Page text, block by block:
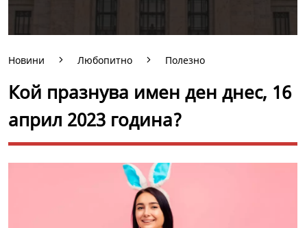
Новини Любопитно Полезно
Кой празнува имен ден днес, 16
април 2023 година?